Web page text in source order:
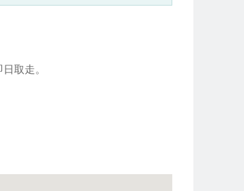
取走。